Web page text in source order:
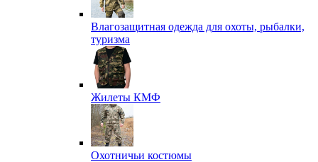
Влагозащитная одежда для охоты, рыбалки,
туризма
Жилеты КМФ
Охотничьи костюмы